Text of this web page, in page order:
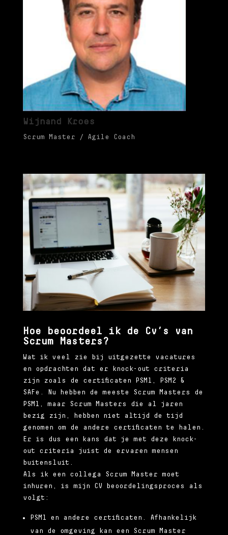
Wijnand Kroes
Scrum Master / Agile Coach
Hoe beoordeel ik de Cv’s van
Scrum Masters?
Wat ik veel zie bij uitgezette vacatures
en opdrachten dat er knock-out criteria
zijn zoals de certificaten PSM1, PSM2 &
SAFe. Nu hebben de meeste Scrum Masters de
PSM1, maar Scrum Masters die al jaren
bezig zijn, hebben niet altijd de tijd
genomen om de andere certificaten te halen.
Er is dus een kans dat je met deze knock-
out criteria juist de ervaren mensen
buitensluit.
Als ik een collega Scrum Master moet
inhuren, is mijn CV beoordelingsproces als
volgt:
PSM1 en andere certificaten. Afhankelijk
van de omgeving kan een Scrum Master